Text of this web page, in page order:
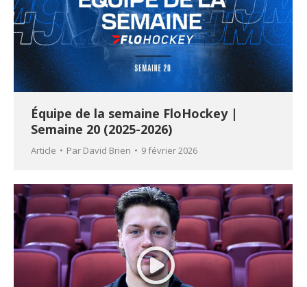
Équipe de la semaine FloHockey |
Semaine 20 (2025-2026)
Article Par David Brien 9 février 2026